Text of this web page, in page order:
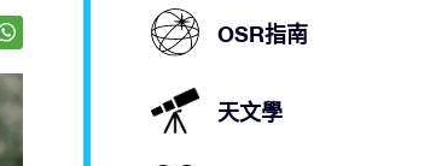
OSR指南
天文學